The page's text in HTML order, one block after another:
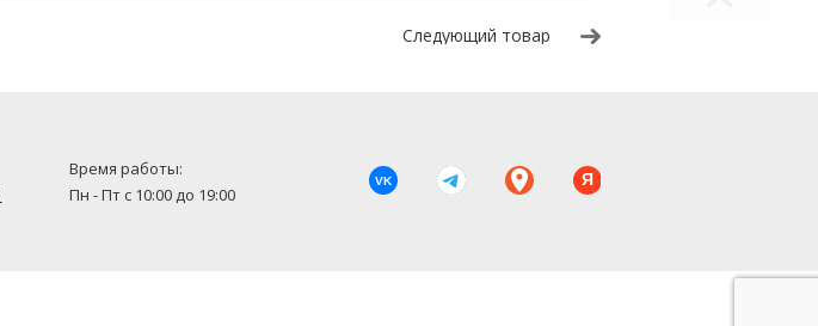
Следующий товар
Время работы:
Пн - Пт с 10:00 до 19:00
VK Я